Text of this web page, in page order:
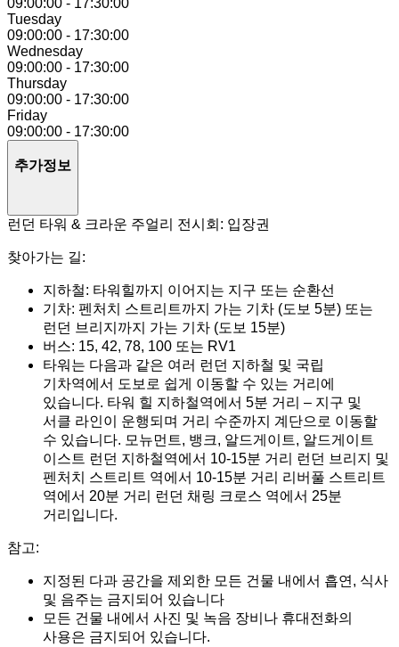
09:00:00 - 17:30:00
Tuesday
09:00:00 - 17:30:00
Wednesday
09:00:00 - 17:30:00
Thursday
09:00:00 - 17:30:00
Friday
09:00:00 - 17:30:00
추가정보
런던 타워 & 크라운 주얼리 전시회: 입장권
찾아가는 길:
지하철: 타워힐까지 이어지는 지구 또는 순환선
기차: 펜처치 스트리트까지 가는 기차 (도보 5분) 또는
런던 브리지까지 가는 기차 (도보 15분)
버스: 15, 42, 78, 100 또는 RV1
타워는 다음과 같은 여러 런던 지하철 및 국립
기차역에서 도보로 쉽게 이동할 수 있는 거리에
있습니다. 타워 힐 지하철역에서 5분 거리 – 지구 및
서클 라인이 운행되며 거리 수준까지 계단으로 이동할
수 있습니다. 모뉴먼트, 뱅크, 알드게이트, 알드게이트
이스트 런던 지하철역에서 10-15분 거리 런던 브리지 및
펜처치 스트리트 역에서 10-15분 거리 리버풀 스트리트
역에서 20분 거리 런던 채링 크로스 역에서 25분
거리입니다.
참고:
지정된 다과 공간을 제외한 모든 건물 내에서 흡연, 식사
및 음주는 금지되어 있습니다
모든 건물 내에서 사진 및 녹음 장비나 휴대전화의
사용은 금지되어 있습니다.